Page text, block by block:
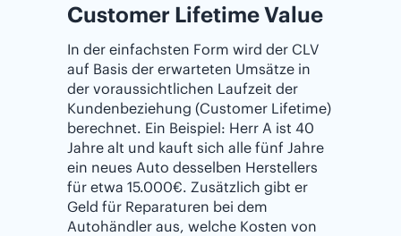
Customer Lifetime Value
In der einfachsten Form wird der CLV
auf Basis der erwarteten Umsätze in
der voraussichtlichen Laufzeit der
Kundenbeziehung (Customer Lifetime)
berechnet. Ein Beispiel: Herr A ist 40
Jahre alt und kauft sich alle fünf Jahre
ein neues Auto desselben Herstellers
für etwa 15.000€. Zusätzlich gibt er
Geld für Reparaturen bei dem
Autohändler aus, welche Kosten von